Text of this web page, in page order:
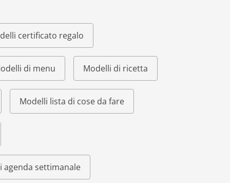
certificato regalo
di menu Modelli di ricetta
Modelli lista di cose da fare
agenda settimanale